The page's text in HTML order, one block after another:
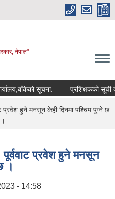
नेपाल"
सूचना. प्रशिक्षकको सूची दर्ता
प्रवेश हुने मनसून केही दिनमा पश्चिम पुग्ने छ
।
प्रवेश हुने मनसून
।
- 14:58